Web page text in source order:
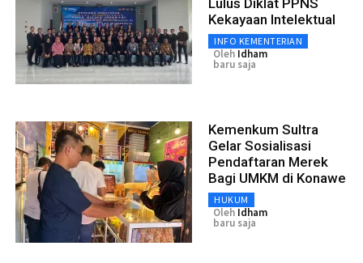
Kekayaan Intelektual
INFO KEMENTERIAN
Oleh Idham
baru saja
Kemenkum Sultra
Gelar Sosialisasi
Pendaftaran Merek
Bagi UMKM di Konawe
HUKUM
Oleh Idham
baru saja